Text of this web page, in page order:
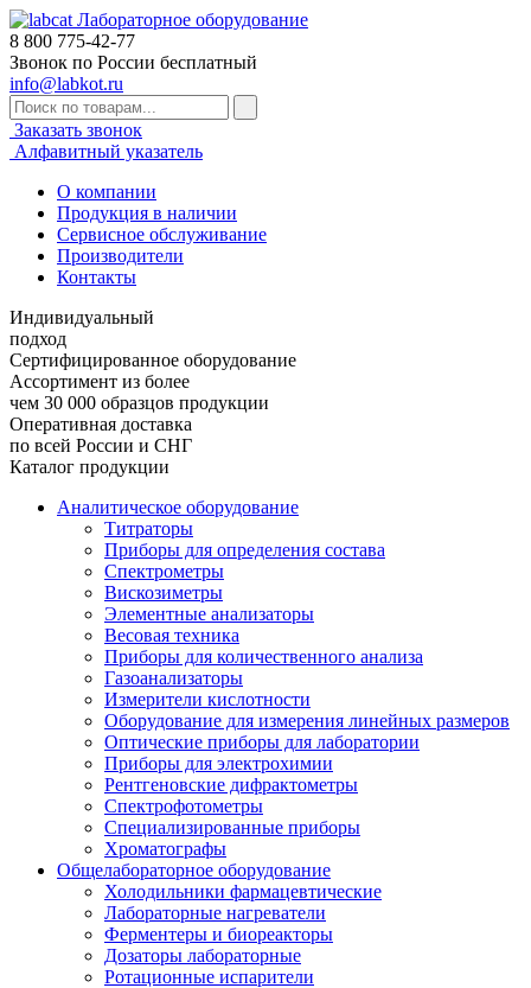
Лабораторное оборудование
8 800 775-42-77
Звонок по России бесплатный
info@labkot.ru
Заказать звонок
Алфавитный указатель
О компании
Продукция в наличии
Сервисное обслуживание
Производители
Контакты
Индивидуальный
подход
Сертифицированное оборудование
Ассортимент из более
чем 30 000 образцов продукции
Оперативная доставка
по всей России и СНГ
Каталог продукции
Аналитическое оборудование
Титраторы
Приборы для определения состава
Спектрометры
Вискозиметры
Элементные анализаторы
Весовая техника
Приборы для количественного анализа
Газоанализаторы
Измерители кислотности
Оборудование для измерения линейных размеров
Оптические приборы для лаборатории
Приборы для электрохимии
Рентгеновские дифрактометры
Спектрофотометры
Специализированные приборы
Хроматографы
Общелабораторное оборудование
Холодильники фармацевтические
Лабораторные нагреватели
Ферментеры и биореакторы
Дозаторы лабораторные
Ротационные испарители